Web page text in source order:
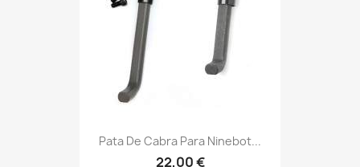
Pata De Cabra Para Ninebot...
22,00 €